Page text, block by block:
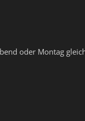
oder Montag